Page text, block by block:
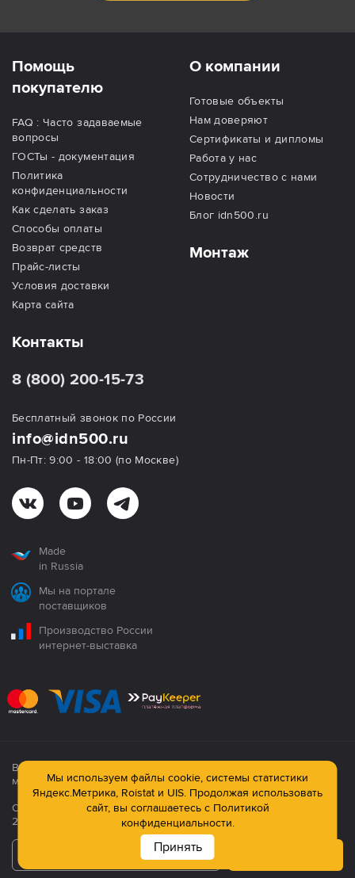
Помощь
покупателю
FAQ : Часто задаваемые
вопросы
ГОСТы - документация
Политика
конфиденциальности
Как сделать заказ
Способы оплаты
Возврат средств
Прайс-листы
Условия доставки
Карта сайта
О компании
Готовые объекты
Нам доверяют
Сертификаты и дипломы
Работа у нас
Сотрудничество с нами
Новости
Блог idn500.ru
Монтаж
Контакты
8 (800) 200-15-73
Бесплатный звонок по России
info@idn500.ru
Пн-Пт: 9:00 - 18:00 (по Москве)
Made
in Russia
Мы на портале
поставщиков
Производство России
интернет-выставка
Все продукция сертифицирована. Использование
материалов сайта строго запрещено!
Официальный сайт компании: © ООО ПК «Технология»,
2003—2026
Мы используем файлы cookie, системы статистики
Яндекс.Метрика, Roistat и UIS. Продолжая использовать
сайт, вы соглашаетесь с Политикой
конфиденциальности.
Принять